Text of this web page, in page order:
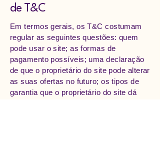
de T&C
Em termos gerais, os T&C costumam
regular as seguintes questões: quem
pode usar o site; as formas de
pagamento possíveis; uma declaração
de que o proprietário do site pode alterar
as suas ofertas no futuro; os tipos de
garantia que o proprietário do site dá